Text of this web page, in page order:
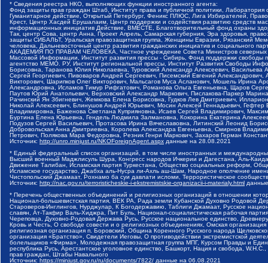
* Сведения реестра НКО, выполняющих функции иностранного агента:
Фонд защиты прав граждан Штаб, Институт права и публичной политики,
Гуманитарное действие, Открытый Петербург, Феникс ПЛЮС, Лига Избирателей,
Крест, Центр Хасдей Ерушалаим, Центр поддержки и содействия развитию средств
информационных инициатив Действие, ВМЕСТЕ, Благотворительный фонд охраны
Так, центр Сова, центр Анна, Проект Апрель, Самарская губерния, Эра здоровья,
защиты СИБАЛЬТ, Уральская правозащитная группа, Женщины Евразии, Рязанский
человека, Дальневосточный центр развития гражданских инициатив и социального
АКАДЕМИЯ ПО ПРАВАМ ЧЕЛОВЕКА, Частное учреждение Совета Министров северных
Массовой Информации, Институт развития прессы - Сибирь, Фонд поддержки
агентство МЕМО. РУ, Институт региональной прессы, Институт Развития Свободы
Борисовна, Таранова Юлия Николаевна, Туровский Александр Алексеевич,
Сергей Георгиевич, Пивоваров Андрей Сергеевич, Писемский Евгений
Викторович, Шарипков Олег Викторович, Мальсагов Муса Асланович, Мошель Ирина
Александровна, Исламов Тимур Рифгатович, Романова Ольга Евгеньевна, Щаров
Паутов Юрий Анатольевич, Верховский Александр Маркович, Пислакова-Паркер
Рачинский Ян Збигневич, Жемкова Елена Борисовна, Гудков Лев Дмитриевич,
Николай Алексеевич, Блинушов Андрей Юрьевич, Мосин Алексей Геннадьевич,
Владимировна, Баженова Светлана Куприяновна, Исаев Сергей Владимирович,
Буртина Елена Юрьевна, Гендель Людмила Залмановна, Кокорина Екатерина
Подузов Сергей Васильевич, Протасова Ирина Вячеславовна, Литинский Леонид
Добровольская Анна Дмитриевна, Королева Александра Евгеньевна, Смирнов
Петрович, Полякова Мара Федоровна, Резник Генри Маркович, Захаров Герман
Источник: http://unro.minjust.ru/NKOForeignAgent.aspx данные на 28.08.2021
* Единый федеральный список организаций, в том числе иностранных и
Высший военный Маджлисуль Шура, Конгресс народов Ичкерии и Дагестана, Аль-
Движение Талибан, Исламская партия Туркестана, Общество социальных реформ,
Исламское государство, Джабха аль-Нусра ли-Ахль аш-Шам, Народное ополчение
Чистопольский Джамаат, Рохнамо ба суи давлати исломи, Террористическое
Источник: http://nac.gov.ru/terroristicheskie-i-ekstremistskie-organizacii-i-materialy.html
* Перечень общественных объединений и религиозных организаций в отношении
Национал-большевистская партия, ВЕК РА, Рада земли Кубанской Духовно Родовой
Староверов-Инглингов, Нурджулар, К Богодержавию, Таблиги Джамаат, Русское
славян, Ат-Такфир Валь-Хиджра, Пит Буль, Национал-социалистическая рабочая
Череповца, Духовно-Родовая Держава Русь, Русское национальное единство,
Кровь и Честь, О свободе совести и о религиозных объединениях, Омская
религиозная организация п. Боровский, Община Коренного Русского народа
организация «Братство», Свидетели Иеговы, О противодействии экстремистской
болельщиков «Фирма», Молодежная правозащитная группа МПГ, Курсом Правды и
республика Русь, Арестантское уголовное единство, Башкорт, Нация и свобода,
прав граждан, Штабы Навального
Источник: https://minjust.gov.ru/ru/documents/7822/ данные на 06.08.2021